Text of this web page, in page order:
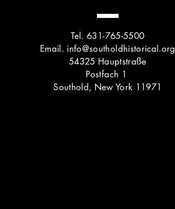
Tel. 631-765-5500
Email. info@southoldhistorical.org
54325 Hauptstraße
Postfach 1
Southold, New York 11971